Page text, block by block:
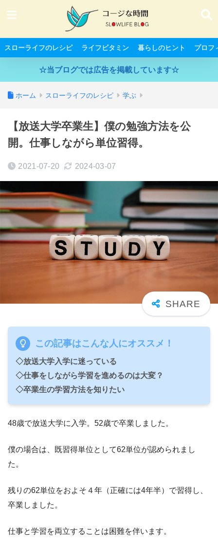
スローライフのレシピ ライフビタミン 暮らしのヒント プロフ
☆当ブログでは広告を掲載しています☆
ホーム スローライフのレシピ 学ぶ
【放送大学卒業生】僕の勉強方法を公
開。仕事しながら単位習得。
2021-07-20 2024-03-07
この記事はこんな人にオススメ！
◇放送大学入学に迷っている
◇仕事をしながら学習を進めるのは大変？
◇卒業生の学習方法を知りたい
48歳で放送大学に入学。52歳で卒業しました。
僕の場合は、既習得単位として62単位が認められまし
た。
残りの62単位をおよそ４年（正確には4年半）で習得し、
卒業しました。
仕事と学習を両立することは困難を伴います。